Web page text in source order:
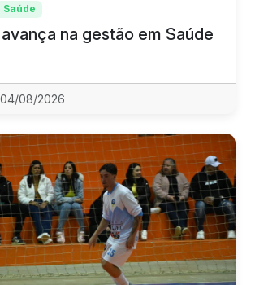
na gestão em Saúde
08/2026